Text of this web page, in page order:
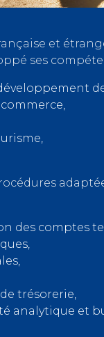
et
ses
des comptes
trésorerie,
analytique et